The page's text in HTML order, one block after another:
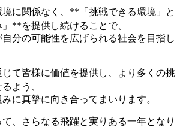
に関係なく、**「挑戦できる環境」と
」**を提供し続けることで、
分の可能性を広げられる社会を目指し
じて皆様に価値を提供し、より多くの挑
るよう、
に真摯に向き合ってまいります。
、さらなる飛躍と実りある一年となり